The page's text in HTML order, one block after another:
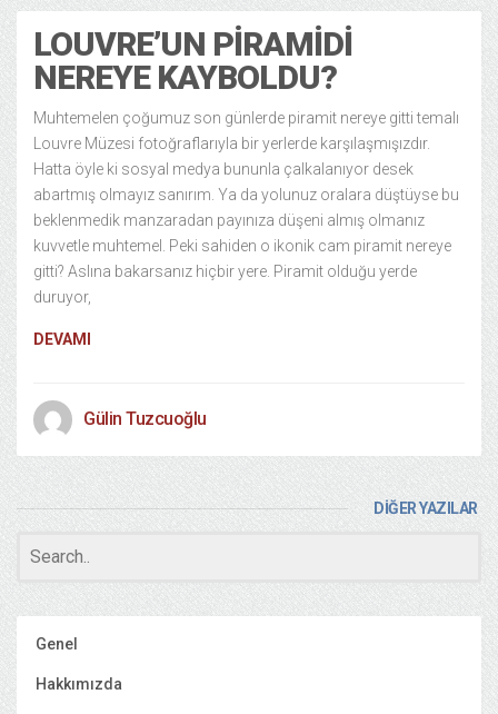
LOUVRE’UN PIRAMIDI
NEREYE KAYBOLDU?
Muhtemelen çoğumuz son günlerde piramit nereye gitti temalı
Louvre Müzesi fotoğraflarıyla bir yerlerde karşılaşmışızdır.
Hatta öyle ki sosyal medya bununla çalkalanıyor desek
abartmış olmayız sanırım. Ya da yolunuz oralara düştüyse bu
beklenmedik manzaradan payınıza düşeni almış olmanız
kuvvetle muhtemel. Peki sahiden o ikonik cam piramit nereye
gitti? Aslına bakarsanız hiçbir yere. Piramit olduğu yerde
duruyor,
DEVAMI
Gülin Tuzcuoğlu
DİĞER YAZILAR
Genel
Hakkımızda